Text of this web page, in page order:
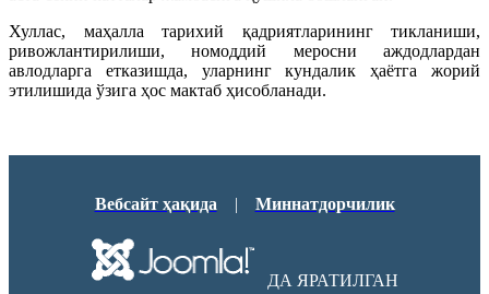
Хуллас, маҳалла тарихий қадриятларининг тикланиши,
ривожлантирилиши, номоддий меросни аждодлардан
авлодларга етказишда, уларнинг кундалик ҳаётга жорий
этилишида ўзига ҳос мактаб ҳисобланади.
Вебсайт ҳақида | Миннатдорчилик
ДА ЯРАТИЛГАН